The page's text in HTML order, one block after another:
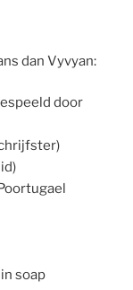
dan Vyvyan:
door
soap